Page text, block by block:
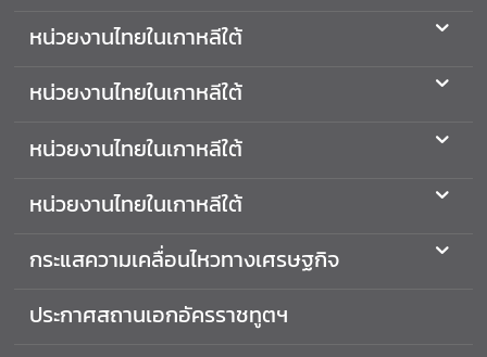
ว
ก
ร
ะ
ร
ง
า
ต่
หน่วยงานไทยในเกาหลีใต้
หน่วยงานไทยในเกาหลีใต้
หน่วยงานไทยในเกาหลีใต้
หน่วยงานไทยในเกาหลีใต้
กระแสความเคลื่อนไหวทางเศรษฐกิจ
ประกาศสถานเอกอัครราชทูตฯ